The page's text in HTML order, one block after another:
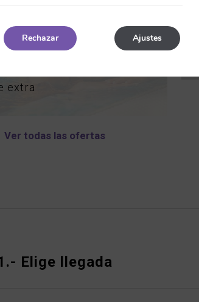
SALUTEM PER AQUA
extra
Ver todas las ofertas
Elige llegada
Ajustes
Rechazar